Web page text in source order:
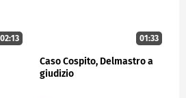
02:13 01:33
Caso Cospito, Delmastro a
giudizio